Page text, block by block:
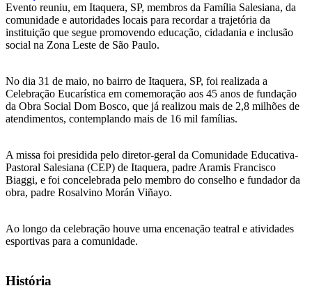
Evento reuniu, em Itaquera, SP, membros da Família Salesiana, da
comunidade e autoridades locais para recordar a trajetória da
instituição que segue promovendo educação, cidadania e inclusão
social na Zona Leste de São Paulo.
No dia 31 de maio, no bairro de Itaquera, SP, foi realizada a
Celebração Eucarística em comemoração aos 45 anos de fundação
da Obra Social Dom Bosco, que já realizou mais de 2,8 milhões de
atendimentos, contemplando mais de 16 mil famílias.
A missa foi presidida pelo diretor-geral da Comunidade Educativa-
Pastoral Salesiana (CEP) de Itaquera, padre Aramis Francisco
Biaggi, e foi concelebrada pelo membro do conselho e fundador da
obra, padre Rosalvino Morán Viñayo.
Ao longo da celebração houve uma encenação teatral e atividades
esportivas para a comunidade.
História